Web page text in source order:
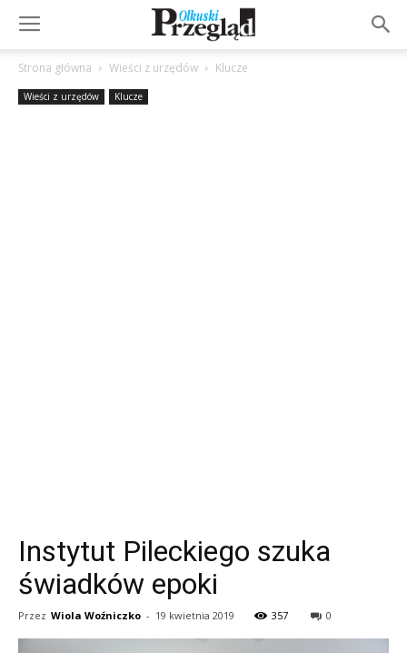
Strona główna Wieści z urzędów Klucze
Wieści z urzędów Klucze
Instytut Pileckiego szuka
świadków epoki
Przez Wiola Woźniczko - 19 kwietnia 2019 357 0